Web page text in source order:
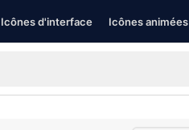
Icônes d'interface Icônes animées